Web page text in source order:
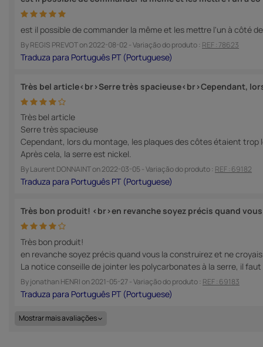
est il possible de commander la même et les mettre l'un à côté
ByREGIS PREVOTon2022-08-02 - Variação do produto : REF : 78623
Très bel article<br>Serre très spacieuse<br>Cependant,
Très bel article
Serre très spacieuse
Cependant, lors du montage, les plaques des côtes étaient trop
Après cela, la serre est nickel.
ByLaurent DONNAINTon2022-03-05- Variação do produto : REF : 69182
Très bon produit! <br>en revanche soyez précis quand
Très bon produit!
en revanche soyez précis quand vous la construirez et ne
La notice conseille de jointer les polycarbonates à la serre, il
Byjonathan HENRIon2021-05-27- Variação do produto : REF : 69183
Mostrar mais avaliações